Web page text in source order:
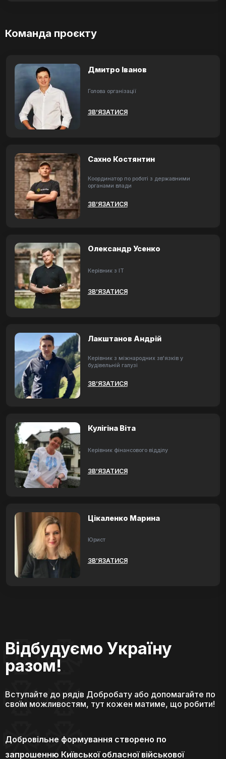
Команда проєкту
Дмитро Іванов
Голова організації
ЗВ’ЯЗАТИСЯ
Сахно Костянтин
Координатор по роботі з державними
органами влади
ЗВ’ЯЗАТИСЯ
Олександр Усенко
Керівник з ІТ
ЗВ’ЯЗАТИСЯ
Лакштанов Андрій
Керівник з міжнародних зв'язків у
будівельній галузі
ЗВ’ЯЗАТИСЯ
Кулігіна Віта
Керівник фінансового відділу
ЗВ’ЯЗАТИСЯ
Цікаленко Марина
Юрист
ЗВ’ЯЗАТИСЯ
Відбудуємо Україну
разом!
Вступайте до рядів Добробату або допомагайте по
своїм можливостям, тут кожен матиме, що робити!
Добровільне формування створено по
запрошенню Київської обласної військової